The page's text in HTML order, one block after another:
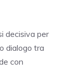
decisiva per
dialogo tra
con